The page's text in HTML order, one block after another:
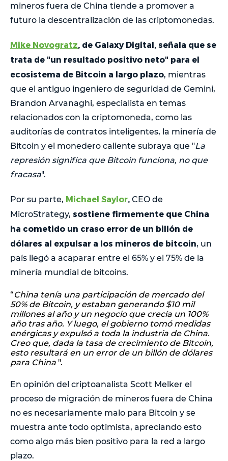
mineros fuera de China tiende a promover a
futuro la descentralización de las criptomonedas.
Mike Novogratz , de Galaxy Digital, señala que se
trata de "un resultado positivo neto" para el
ecosistema de Bitcoin a largo plazo, mientras
que el antiguo ingeniero de seguridad de Gemini,
Brandon Arvanaghi, especialista en temas
relacionados con la criptomoneda, como las
auditorías de contratos inteligentes, la minería de
Bitcoin y el monedero caliente subraya que "La
represión significa que Bitcoin funciona, no que
fracasa".
Por su parte, Michael Saylor CEO de
MicroStrategy, sostiene firmemente que China
ha cometido un craso error de un billón de
dólares al expulsar a los mineros de bitcoin, un
país llegó a acaparar entre el 65% y el 75% de la
minería mundial de bitcoins.
“China tenía una participación de mercado del
50% de Bitcoin, y estaban generando $10 mil
millones al año y un negocio que crecía un 100%
año tras año. Y luego, el gobierno tomó medidas
enérgicas y expulsó a toda la industria de China.
Creo que, dada la tasa de crecimiento de Bitcoin,
esto resultará en un error de un billón de dólares
para China ".
En opinión del criptoanalista Scott Melker el
proceso de migración de mineros fuera de China
no es necesariamente malo para Bitcoin y se
muestra ante todo optimista, apreciando esto
como algo más bien positivo para la red a largo
plazo.